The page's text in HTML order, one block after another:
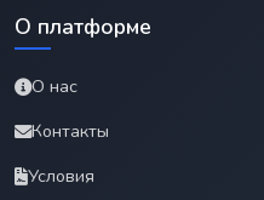
О платформе
О нас
Контакты
Условия